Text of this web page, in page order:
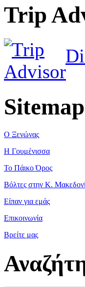
Trip
Sitemap
Ο Ξενώνας
Η Γουμένισσα
Το Πάικο Όρος
Βόλτες στην Κ.
Είπαν για εμάς
Επικοινωνία
Βρείτε μας